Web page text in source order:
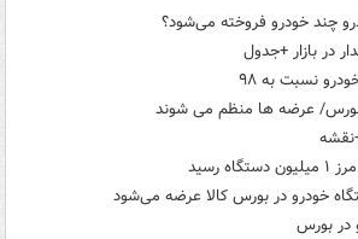
چند خودرو فروخته می‌شود؟
در بازار +جدول
بورس/ عرضه ها منظم می شوند
رسید